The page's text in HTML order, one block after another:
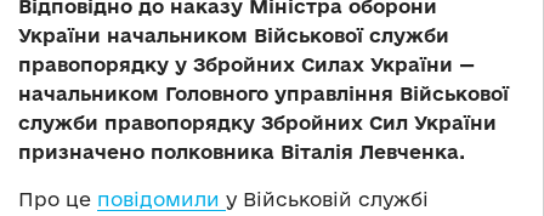
Відповідно до наказу Міністра оборони
України начальником Військової служби
правопорядку у Збройних Cилах України —
начальником Головного управління Військової
служби правопорядку Збройних Сил України
призначено полковника Віталія Левченка.
Про це повідомили у Військовій службі